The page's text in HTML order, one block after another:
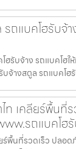
ถแบคโฮรับจ้า
รับจ้าง รถแบคโฮใ
บจ้างสตูล รถแบคโฮ
เคลียร์พื้นที่
รถแบคโฮ
พื้นที่รวดเร็ว ปลอด